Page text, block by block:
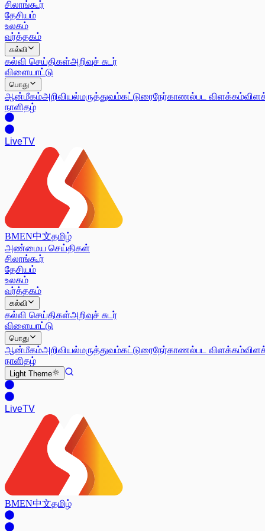
சிலாங்கூர்
தேசியம்
உலகம்
வர்த்தகம்
கல்வி
கல்வி செய்திகள்அறிவுச் சுடர்
விளையாட்டு
பொது
ஆன்மீகம்அறிவியல்மருத்துவம்கட்டுரைநேர்காணல்பட விளக்கம்
நாளிதழ்
LiveTV
BMEN中文தமிழ்
அண்மைய செய்திகள்
சிலாங்கூர்
தேசியம்
உலகம்
வர்த்தகம்
கல்வி
கல்வி செய்திகள்அறிவுச் சுடர்
விளையாட்டு
பொது
ஆன்மீகம்அறிவியல்மருத்துவம்கட்டுரைநேர்காணல்பட விளக்கம்
நாளிதழ்
Light Theme
LiveTV
BMEN中文தமிழ்